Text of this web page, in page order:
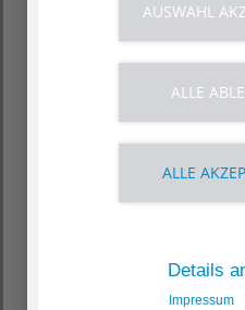
Qualifizierender
Notendurchschnitt
sehr gute
MS Office Kenntnisse
sehr gute
Freude am Umgang mit
AUSWAHL
ALLE
ALLE
Details
Impressum